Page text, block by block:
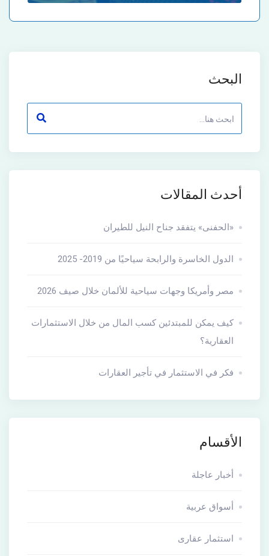
البحث
أحدث المقالات
«الحفنى» يتفقد جناح النيل للطيران
الدول الخاسرة والرابحة سياحيًا من 2019- 2025
مصر وأمريكا وجهات سياحية للألمان خلال صيف 2026
كيف يمكن للمبتدئين كسب المال من خلال الاستثمارات
العقارية؟
فكر في الاستثمار في تأجير العقارات
الأقسام
أخبار عاجلة
أسواق عربية
استثمار عقارى